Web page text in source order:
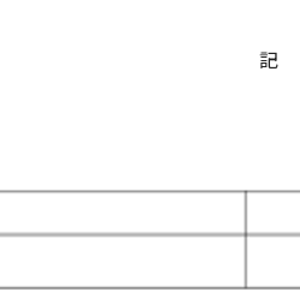
記